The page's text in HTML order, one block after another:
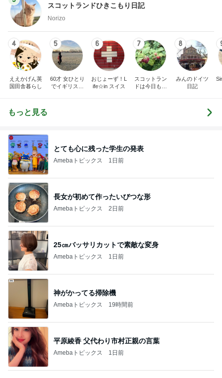
スコットランドひきこもり日記
Norizo
4
ええかげん英
国田舎暮らし
5
60才 女ひとり
でイギリスに
6
おじょーず！L
ife☆in スイス
7
スコットラン
ドは今日も曇
8
みんのドイツ
日記
もっと見る
とても心に残った学生の発表
Amebaトピックス 1日前
長女が初めて作ったいびつな形
Amebaトピックス 2日前
25㎝バッサリカットで素敵な変身
Amebaトピックス 1日前
神がかってる掃除機
Amebaトピックス 19時間前
平原綾香 父代わり市村正親の言葉
Amebaトピックス 1日前